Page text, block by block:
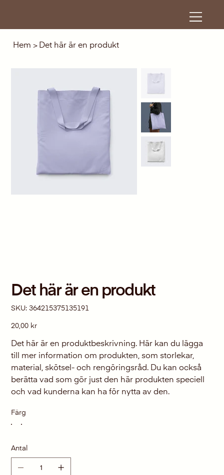
Hem > Det här är en produkt
Det här är en produkt
SKU: SKU
364215375135191
364215375135191
Pris
20,00 kr
Det här är en produktbeskrivning. Här kan du lägga
till mer information om produkten, som storlekar,
material, skötsel- och rengöringsråd. Du kan också
berätta vad som gör just den här produkten speciell
och vad kunderna kan ha för nytta av den.
Färg
Antal